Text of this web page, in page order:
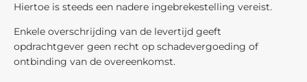
Hiertoe is steeds een nadere ingebrekestelling vereist.
Enkele overschrijding van de levertijd geeft
opdrachtgever geen recht op schadevergoeding of
ontbinding van de overeenkomst.